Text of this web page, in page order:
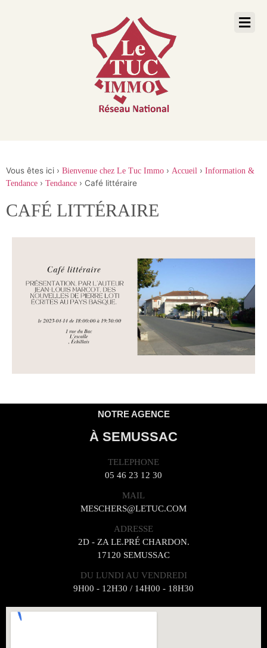
Vous êtes ici › Bienvenue chez Le Tuc Immo › Accueil › Information &
Tendance › Tendance › Café littéraire
CAFÉ LITTÉRAIRE
NOTRE AGENCE
À SEMUSSAC
TELEPHONE
05 46 23 12 30
MAIL
MESCHERS@LETUC.COM
ADRESSE
2D - ZA LE.PRÉ CHARDON.
17120 SEMUSSAC
DU LUNDI AU VENDREDI
9H00 - 12H30 / 14H00 - 18H30